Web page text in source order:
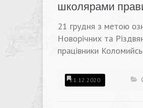
школярами
21 грудня з метою
Новорічних та
працівники
21.12.2020